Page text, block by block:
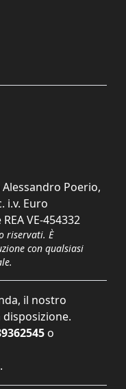
Poerio,
i.v. Euro
VE-454332
riservati. È
con qualsiasi
il nostro
o
.